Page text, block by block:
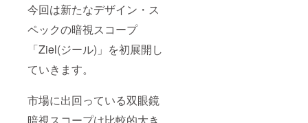
今回は新たなデザイン・ス
ペックの暗視スコープ
「Ziel(ジール)」を初展開し
ていきます。
市場に出回っている双眼鏡